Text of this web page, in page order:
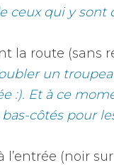
ceux qui y sont
la route (sans
un
:). Et à ce
côtés pour
(noir